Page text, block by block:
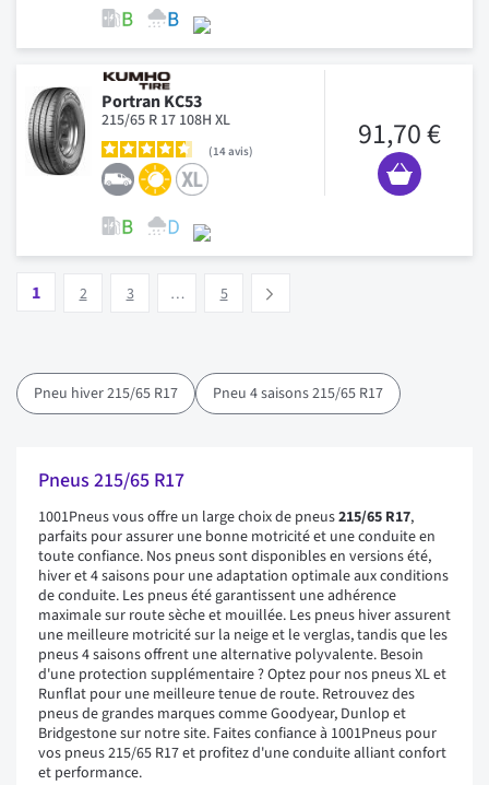
Portran KC53
215/65 R 17 108H XL
14avis 91,70 €
Vous lisez actuellement la page
1 2 3 … 5
Pneu hiver 215/65 R17 Pneu 4 saisons 215/65 R17
Pneus 215/65 R17
1001Pneus vous offre un large choix de pneus215/65 R17,
parfaits pour assurer une bonne motricité et une conduite en
toute confiance. Nos pneus sont disponibles en versions été,
hiver et 4 saisons pour une adaptation optimale aux conditions
de conduite. Les pneus été garantissent une adhérence
maximale sur route sèche et mouillée. Les pneus hiver assurent
une meilleure motricité sur la neige et le verglas, tandis que les
pneus 4 saisons offrent une alternative polyvalente. Besoin
d'une protection supplémentaire ? Optez pour nos pneus XL et
Runflat pour une meilleure tenue de route. Retrouvez des
pneus de grandes marques comme Goodyear, Dunlop et
Bridgestone sur notre site. Faites confiance à 1001Pneus pour
vos pneus 215/65 R17 et profitez d'une conduite alliant confort
et performance.